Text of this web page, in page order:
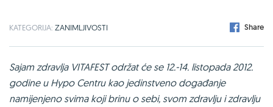
KATEGORIJA: ZANIMLJIVOSTI Share
Sajam zdravlja VITAFEST održat će se 12.-14. listopada 2012.
godine u Hypo Centru kao jedinstveno događanje
namijenjeno svima koji brinu o sebi, svom zdravlju i zdravlju